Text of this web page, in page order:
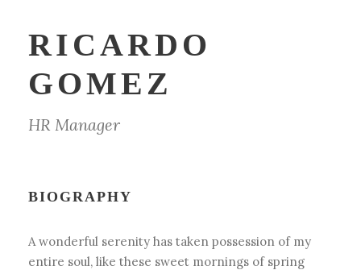
RICARDO
GOMEZ
HR Manager
BIOGRAPHY
A wonderful serenity has taken possession of my
entire soul, like these sweet mornings of spring